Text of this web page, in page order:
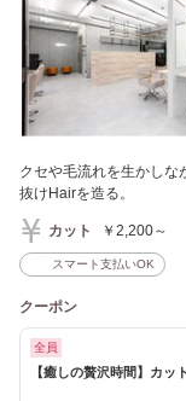
クセや毛流れを生かしな
抜けHairを造る。
カット ￥2,200～
スマート支払いOK
クーポン
全員
【癒しの贅沢時間】カッ